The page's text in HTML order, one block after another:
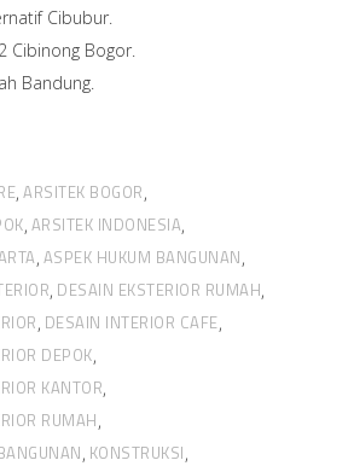
Cibubur.
Cibinong Bogor.
Bandung.
, ARSITEK BOGOR,
, ARSITEK INDONESIA,
, ASPEK HUKUM BANGUNAN,
, DESAIN EKSTERIOR RUMAH,
, DESAIN INTERIOR CAFE,
DEPOK,
KANTOR,
RUMAH,
, KONSTRUKSI,